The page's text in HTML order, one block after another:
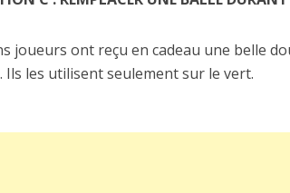
joueurs ont reçu en cadeau une belle
Ils les utilisent seulement sur le vert.